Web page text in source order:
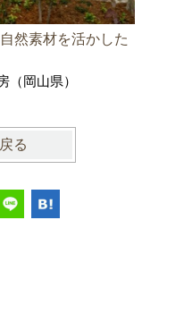
然素材を活かした
岡山県）
る